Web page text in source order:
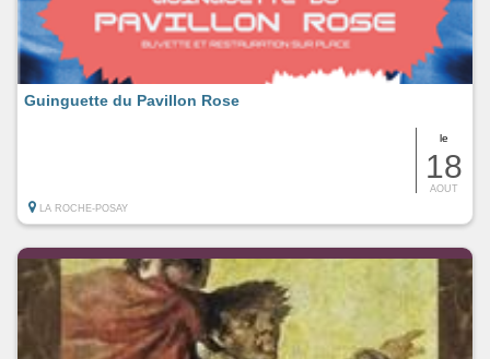
le
18
AOUT
Guinguette du Pavillon Rose
LA ROCHE-POSAY